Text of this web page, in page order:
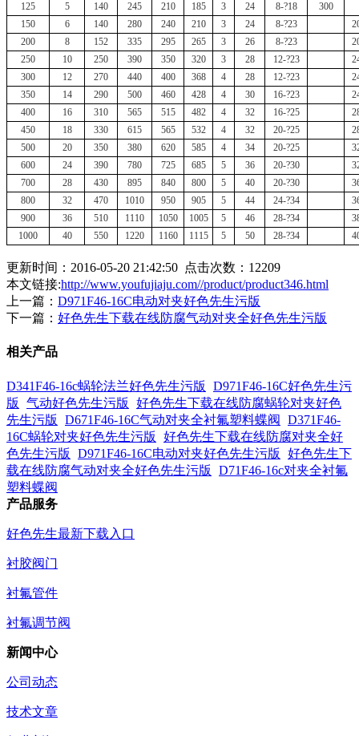
125
5 140 245 210 185 3 24 8-?18
300
150
6 140 280 240 210 3 24 8-?23
200
8 152 335 295 265 3 26 8-?23
250
10 250 390 350 320 3 28 12-?23
300
12 270 440 400 368 4 28 12-?23
350
14 290 500 460 428 4 30 16-?23
400
16 310 565 515 482 4 32 16-?25
450
18 330 615 565 532 4 32 20-?25
500
20 350 380 620 585 4 34 20-?25
600
24 390 780 725 685 5 36 20-?30
700
28 430 895 840 800 5 40 20-?30
800
32 470 1010 950 905 5 44 24-?34
900
36 510 1110 1050 1005 5 46 28-?34
1000
40 550 1220 1160 1115 5 50 28-?34
更新时间：2016-05-20 21:42:50 点击次数： 12209
本文链接:http://www.youfujiaju.com//product/product346.html
上一篇： D971F46-16C电动对夹好色先生污版
下一篇： 好色先生下载在线防腐气动对夹全好色先生污版
相关产品
D341F46-16c蜗轮法兰好色先生污版
D971F46-16C好色先生污
版
气动好色先生污版
好色先生下载在线防腐蜗轮对夹好色
先生污版
D671F46-16C气动对夹全衬氟塑料蝶阀
D371F46-
16C蜗轮对夹好色先生污版
好色先生下载在线防腐对夹全好
色先生污版
D971F46-16C电动对夹好色先生污版
好色先生下
载在线防腐气动对夹全好色先生污版
D71F46-16c对夹全衬氟
塑料蝶阀
产品服务
好色先生最新下载入口
衬胶阀门
衬氟管件
衬氟调节阀
新闻中心
公司动态
技术文章